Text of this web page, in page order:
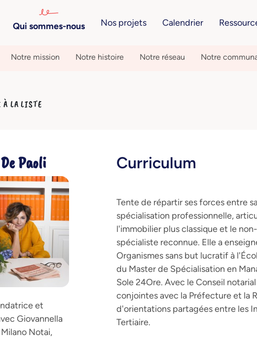
Qui sommes-nous Nos projets Calendrier
Notre mission Notre histoire Notre réseau Notre
À LA LISTE
Paoli
et
Giovannella
Notai,
Curriculum
Tente de répartir ses forces entre
spécialisation professionnelle,
l'immobilier plus classique et le
spécialiste reconnue. Elle a
Organismes sans but lucratif à
du Master de Spécialisation en
Sole 24Ore. Avec le Conseil
conjointes avec la Préfecture et la
d'orientations partagées entre les
Tertiaire.